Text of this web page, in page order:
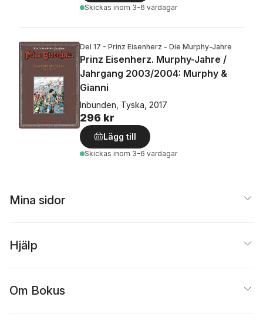
Skickas inom 3-6 vardagar
Del 17 - Prinz Eisenherz - Die Murphy-Jahre
Prinz Eisenherz. Murphy-Jahre /
Jahrgang 2003/2004: Murphy &
Gianni
Inbunden, Tyska, 2017
296 kr
Lägg till
Skickas inom 3-6 vardagar
Mina sidor
Hjälp
Om Bokus